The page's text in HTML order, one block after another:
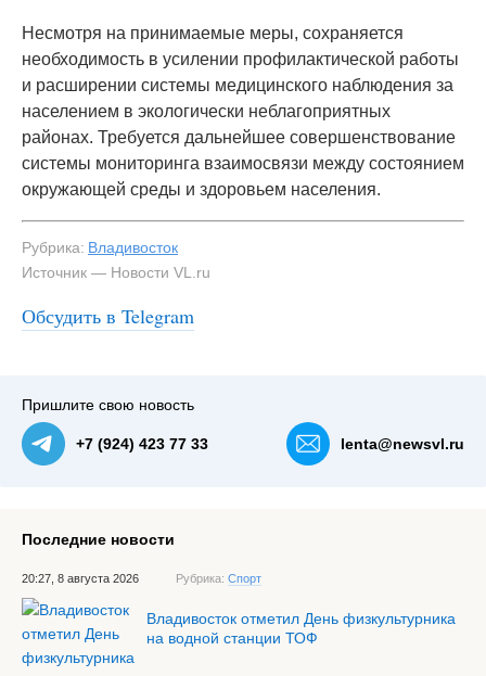
Несмотря на принимаемые меры, сохраняется
необходимость в усилении профилактической работы
и расширении системы медицинского наблюдения за
населением в экологически неблагоприятных
районах. Требуется дальнейшее совершенствование
системы мониторинга взаимосвязи между состоянием
окружающей среды и здоровьем населения.
Рубрика: Владивосток
Источник — Новости VL.ru
Обсудить в Telegram
Пришлите свою новость
+7 (924) 423 77 33 lenta@newsvl.ru
Последние новости
20:27, 8 августа 2026 Рубрика: Спорт
Владивосток отметил День физкультурника
на водной станции ТОФ